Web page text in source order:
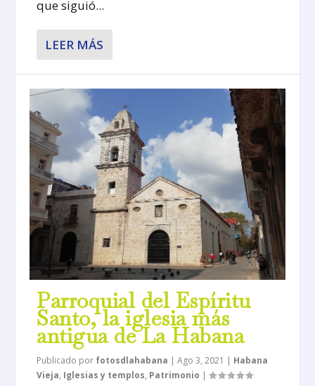
que siguió...
LEER MÁS
Parroquial del Espíritu
Santo, la iglesia más
antigua de La Habana
Publicado por fotosdlahabana |Ago 3, 2021 | Habana
Vieja, Iglesias y templos, Patrimonio |